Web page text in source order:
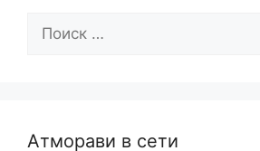
Поиск:
Атморави в сети